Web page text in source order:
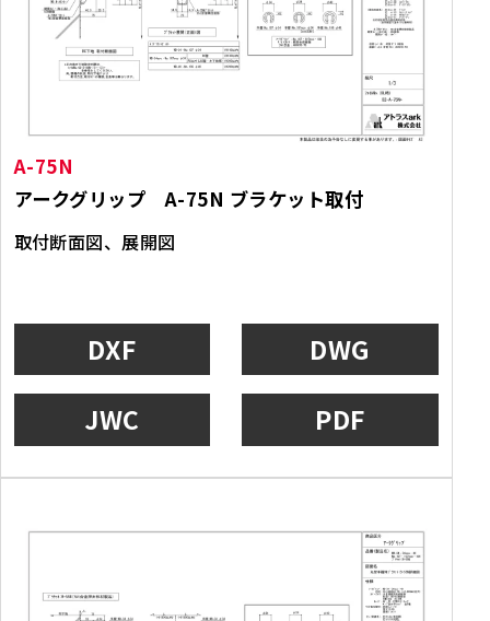
A-75N
アークグリップ A-75N ブラケット取付
取付断面図、展開図
DXF
DWG
JWC
PDF